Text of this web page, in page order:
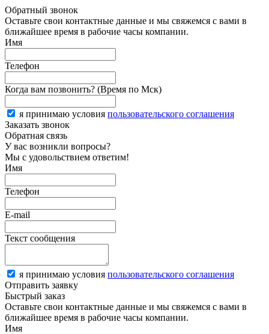
Обратный звонок
Оставьте свои контактные данные и мы свяжемся с вами в
ближайшее время в рабочие часы компании.
Имя
Телефон
Когда вам позвонить? (Время по Мск)
я принимаю условия пользовательского соглашения
Заказать звонок
Обратная связь
У вас возникли вопросы?
Мы с удовольствием ответим!
Имя
Телефон
E-mail
Текст сообщения
я принимаю условия пользовательского соглашения
Отправить заявку
Быстрый заказ
Оставьте свои контактные данные и мы свяжемся с вами в
ближайшее время в рабочие часы компании.
Имя